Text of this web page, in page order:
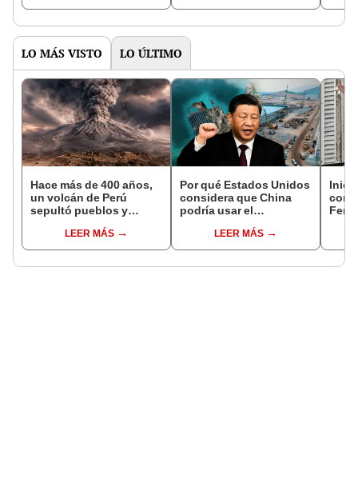
LO MÁS VISTO LO ÚLTIMO
Hace más de 400 años,
un volcán de Perú
sepultó pueblos y
veranos más fríos de la
historia: sigue bajo
LEER MÁS
Por qué Estados Unidos
considera que China
podría usar el
para fines militares
LEER MÁS